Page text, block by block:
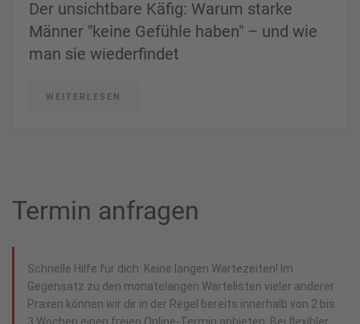
Der unsichtbare Käfig: Warum starke
Männer "keine Gefühle haben" – und wie
man sie wiederfindet
WEITERLESEN
Termin anfragen
Schnelle Hilfe für dich: Keine langen Wartezeiten! Im
Gegensatz zu den monatelangen Wartelisten vieler anderer
Praxen können wir dir in der Regel bereits innerhalb von 2 bis